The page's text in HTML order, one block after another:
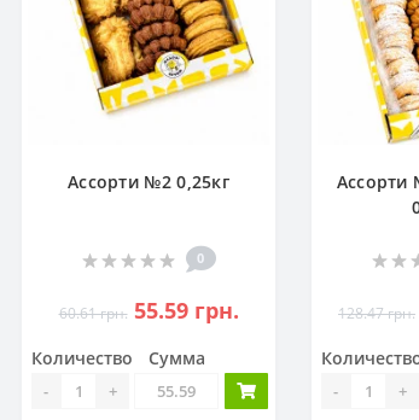
Ассорти №2 0,25кг
0
60.61 грн. 55.59 грн.
Количество
- +
Сумма
128.47 грн.
- +